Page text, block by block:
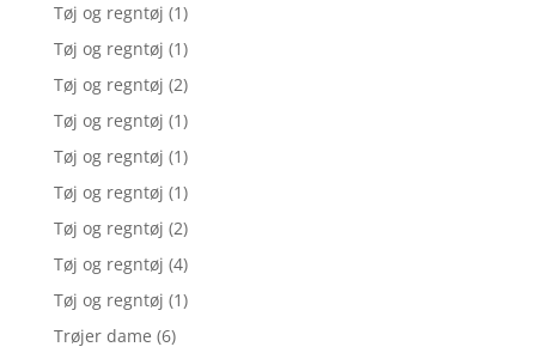
Tøj og regntøj (1)
Tøj og regntøj (1)
Tøj og regntøj (2)
Tøj og regntøj (1)
Tøj og regntøj (1)
Tøj og regntøj (1)
Tøj og regntøj (2)
Tøj og regntøj (4)
Tøj og regntøj (1)
Trøjer dame (6)